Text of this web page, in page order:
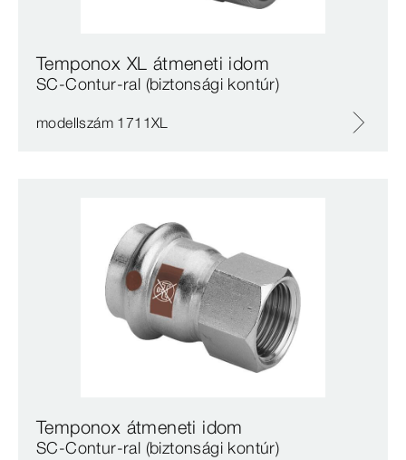
Temponox XL átmeneti idom
SC‑Contur-ral (biztonsági kontúr)
modellszám 1711XL
Temponox átmeneti idom
SC‑Contur-ral (biztonsági kontúr)